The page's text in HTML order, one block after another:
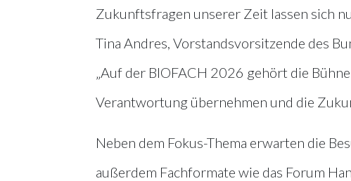
Zukunftsfragen unserer Zeit lassen sich
Tina Andres, Vorstandsvorsitzende des
„Auf der BIOFACH 2026 gehört die
Verantwortung übernehmen und die
Neben dem Fokus-Thema erwarten die
außerdem Fachformate wie das Forum